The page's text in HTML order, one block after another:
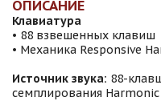
ОПИСАНИЕ
Клавиатура
• 88 взвешенных клавиш
• Механика Responsive
Источник звука: 88-
семплирования